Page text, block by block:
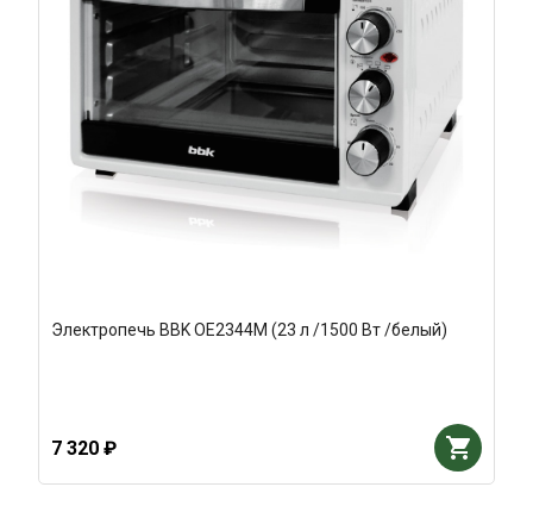
Электропечь BBK OE2344M (23 л /1500 Вт /белый)
7 320 ₽